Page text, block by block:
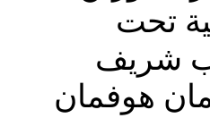
تحت
شريف
هوفمان